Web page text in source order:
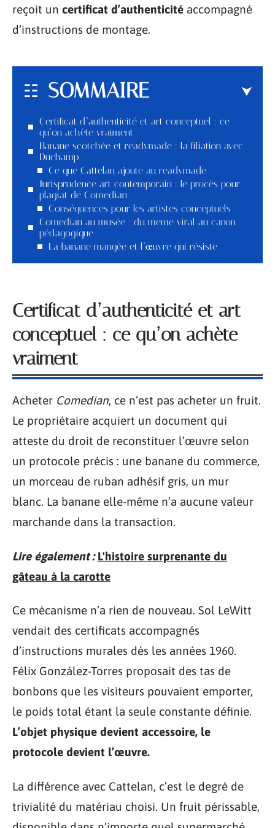
reçoit un certificat d’authenticité accompagné
d’instructions de montage.
SOMMAIRE
Certificat d’authenticité et art conceptuel : ce
qu’on achète vraiment
Banane scotchée et readymade : la filiation avec
Duchamp
Ce que Cattelan ajoute au readymade
Jurisprudence art contemporain : le procès pour
plagiat de Comedian
Conséquences pour les artistes conceptuels
Comedian au musée : du meme viral au canon
pédagogique
La banane mangée et l’œuvre qui résiste
Certificat d’authenticité et art
conceptuel : ce qu’on achète
vraiment
Acheter Comedian, ce n’est pas acheter un fruit.
Le propriétaire acquiert un document qui
atteste du droit de reconstituer l’œuvre selon
un protocole précis : une banane du commerce,
un morceau de ruban adhésif gris, un mur
blanc. La banane elle-même n’a aucune valeur
marchande dans la transaction.
Lire également : L'histoire surprenante du
gâteau à la carotte
Ce mécanisme n’a rien de nouveau. Sol LeWitt
vendait des certificats accompagnés
d’instructions murales dès les années 1960.
Félix González-Torres proposait des tas de
bonbons que les visiteurs pouvaient emporter,
le poids total étant la seule constante définie.
L’objet physique devient accessoire, le
protocole devient l’œuvre.
La différence avec Cattelan, c’est le degré de
trivialité du matériau choisi. Un fruit périssable,